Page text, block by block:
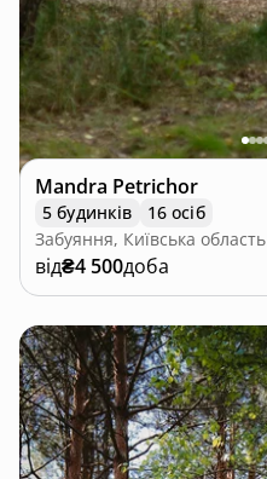
Mandra Petrichor
5 будинків
16 осіб
Забуяння, Київська область
від₴4 500доба